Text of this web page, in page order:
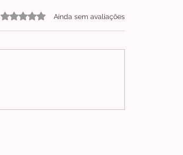
Avaliado com 0 de 5 estrelas.
Ainda sem avaliações